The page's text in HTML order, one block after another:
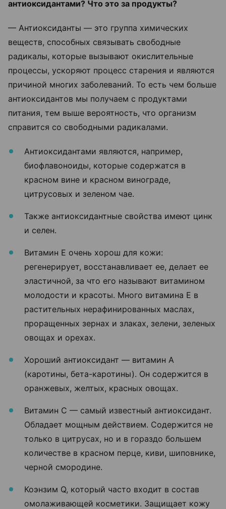
антиоксидантами? Что это за продукты?
— Антиоксиданты — это группа химических
веществ, способных связывать свободные
радикалы, которые вызывают окислительные
процессы, ускоряют процесс старения и являются
причиной многих заболеваний. То есть чем больше
антиоксидантов мы получаем с продуктами
питания, тем выше вероятность, что организм
справится со свободными радикалами.
Антиоксидантами являются, например,
биофлавоноиды, которые содержатся в
красном вине и красном винограде,
цитрусовых и зеленом чае.
Также антиоксидантные свойства имеют цинк
и селен.
Витамин Е очень хорош для кожи:
регенерирует, восстанавливает ее, делает ее
эластичной, за что его называют витамином
молодости и красоты. Много витамина Е в
растительных нерафинированных маслах,
проращенных зернах и злаках, зелени, зеленых
овощах и орехах.
Хороший антиоксидант — витамин А
(каротины, бета-каротины). Он содержится в
оранжевых, желтых, красных овощах.
Витамин С — самый известный антиоксидант.
Обладает мощным действием. Содержится не
только в цитрусах, но и в гораздо большем
количестве в красном перце, киви, шиповнике,
черной смородине.
Коэнзим Q, который часто входит в состав
омолаживающей косметики. Защищает кожу